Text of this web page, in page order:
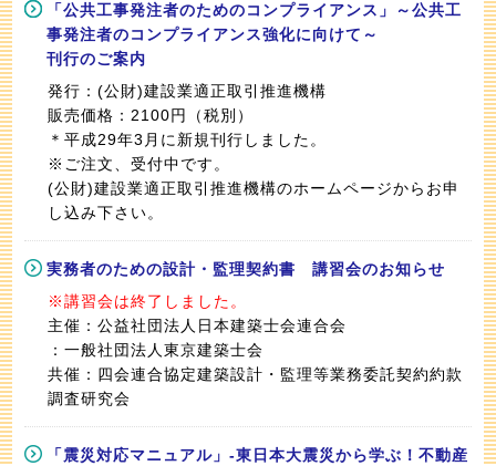
「公共工事発注者のためのコンプライアンス」～公共工
事発注者のコンプライアンス強化に向けて～
刊行のご案内
発行：(公財)建設業適正取引推進機構
販売価格：2100円（税別）
＊平成29年3月に新規刊行しました。
※ご注文、受付中です。
(公財)建設業適正取引推進機構のホームページからお申
し込み下さい。
実務者のための設計・監理契約書 講習会のお知らせ
※講習会は終了しました。
主催：公益社団法人日本建築士会連合会
：一般社団法人東京建築士会
共催：四会連合協定建築設計・監理等業務委託契約約款
調査研究会
「震災対応マニュアル」-東日本大震災から学ぶ！不動産